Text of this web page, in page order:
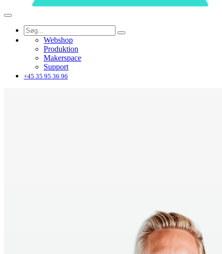
Webshop
Produktion
Makerspace
Support
+45 35 95 36 96